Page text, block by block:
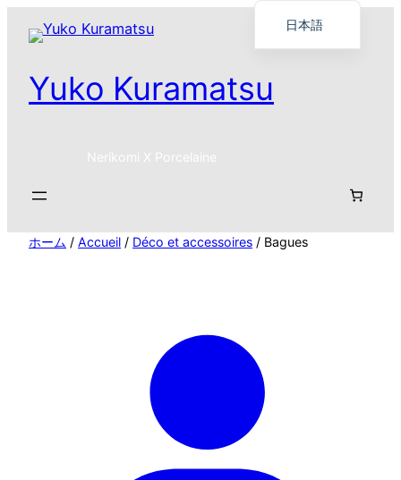
Yuko Kuramatsu
Nerikomi X Porcelaine
ホーム / Accueil / Déco et accessoires / Bagues
日本語